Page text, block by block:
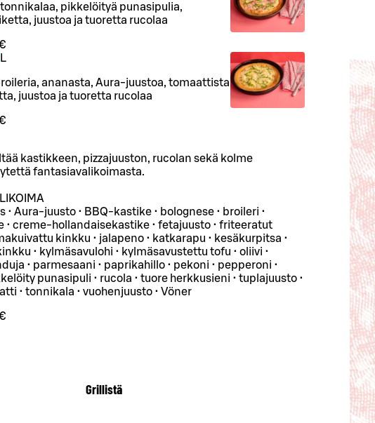
pikkelöityä punasipulia,
juustoa ja tuoretta rucolaa
L
ananasta, Aura-juustoa, tomaattista
juustoa ja tuoretta rucolaa
kastikkeen, pizzajuuston, rucolan sekä kolme
fantasiavalikoimasta.
• Aura-juusto • BBQ-kastike • bolognese • broileri •
• creme-hollandaisekastike • fetajuusto • friteeratut
kinkku • jalapeno • katkarapu • kesäkurpitsa •
• kylmäsavulohi • kylmäsavustettu tofu • oliivi •
• parmesaani • paprikahillo • pekoni • pepperoni •
punasipuli • rucola • tuore herkkusieni • tuplajuusto •
• tonnikala • vuohenjuusto • Vöner
Grillistä